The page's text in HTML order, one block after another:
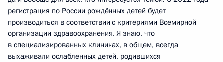
регистрация по России рождённых детей будет
производиться в соответствии с критериями Всемирной
организации здравоохранения. Я знаю, что
в специализированных клиниках, в общем, всегда
выхаживали ослабленных детей, родившихся